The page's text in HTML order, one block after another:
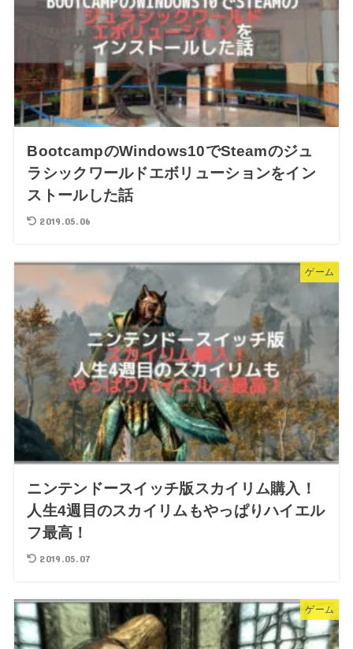
BootcampのWindows10でSteamのジュ
ラシックワールドエボリューションをイン
ストールした話
2019.05.06
ゲーム
ニンテンドースイッチ版スカイリム購入！
人生4週目のスカイリムもやっぱりハイエル
フ最高！
2019.05.07
ゲーム